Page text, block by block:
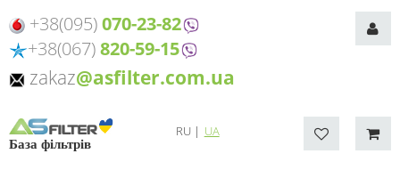
+38(095)070-23-82
+38(067)820-59-15
zakaz@asfilter.com.ua
База фільтрів
RU | UA